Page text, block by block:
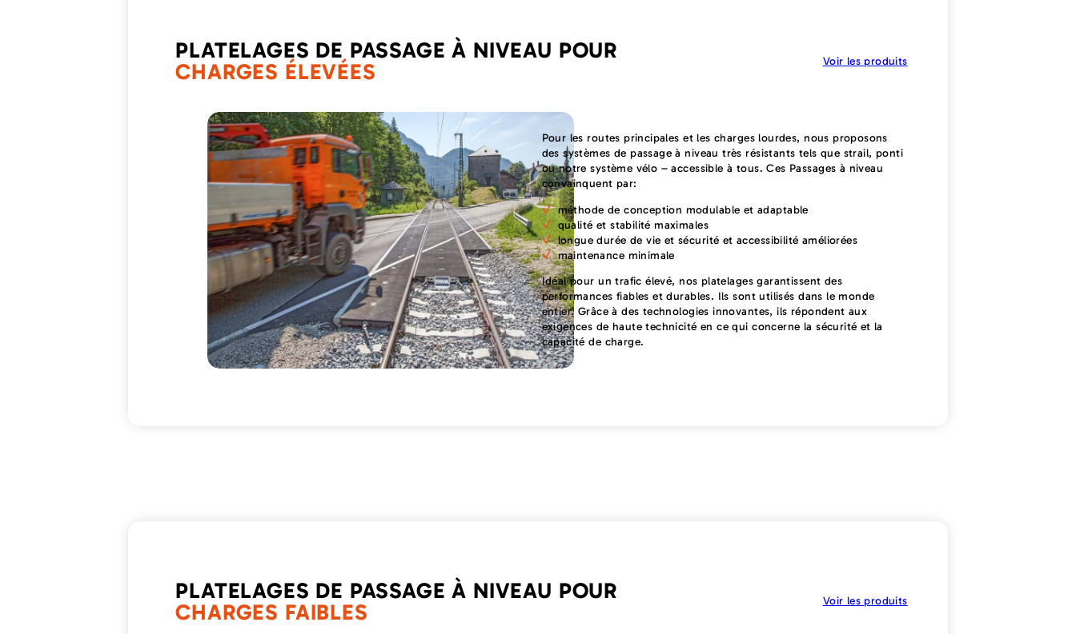
PLATELAGES DE PASSAGE À NIVEAU POUR
CHARGES ÉLEVÉES
Voir les produits
Pour les routes principales et les charges lourdes, nous proposons
des systèmes de passage à niveau très résistants tels que strail, ponti
ou notre système vélo – accessible à tous. Ces Passages à niveau
convainquent par:
méthode de conception modulable et adaptable
qualité et stabilité maximales
longue durée de vie et sécurité et accessibilité améliorées
maintenance minimale
Idéal pour un trafic élevé, nos platelages garantissent des
performances fiables et durables. Ils sont utilisés dans le monde
entier. Grâce à des technologies innovantes, ils répondent aux
exigences de haute technicité en ce qui concerne la sécurité et la
capacité de charge.
PLATELAGES DE PASSAGE À NIVEAU POUR
CHARGES FAIBLES
Voir les produits